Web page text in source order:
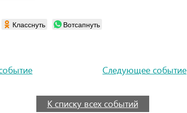
Класснуть Вотсапнуть
Следующее событие
К списку всех событий